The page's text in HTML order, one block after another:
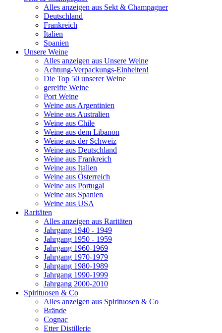
Alles anzeigen aus Sekt & Champagner
Deutschland
Frankreich
Italien
Spanien
Unsere Weine
Alles anzeigen aus Unsere Weine
Achtung-Verpackungs-Einheiten!
Die Top 50 unserer Weine
gereifte Weine
Port Weine
Weine aus Argentinien
Weine aus Australien
Weine aus Chile
Weine aus dem Libanon
Weine aus der Schweiz
Weine aus Deutschland
Weine aus Frankreich
Weine aus Italien
Weine aus Österreich
Weine aus Portugal
Weine aus Spanien
Weine aus USA
Raritäten
Alles anzeigen aus Raritäten
Jahrgang 1940 - 1949
Jahrgang 1950 - 1959
Jahrgang 1960-1969
Jahrgang 1970-1979
Jahrgang 1980-1989
Jahrgang 1990-1999
Jahrgang 2000-2010
Spirituosen & Co
Alles anzeigen aus Spirituosen & Co
Brände
Cognac
Etter Distillerie